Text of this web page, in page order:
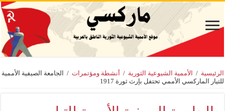
الرئيسية / الأممية الشيوعية الثورية / أنشطة ومؤتمرات /
الجامعة الصيفية الأممية
للتيار الماركسي الأممي تحتفل بإرث ثورة 1917